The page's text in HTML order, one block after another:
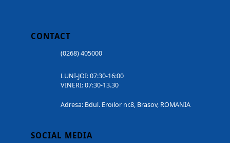
CONTACT
(0268) 405000
LUNI-JOI: 07:30-16:00
VINERI: 07:30-13.30
Adresa: Bdul. Eroilor nr.8, Brasov, ROMANIA
SOCIAL MEDIA